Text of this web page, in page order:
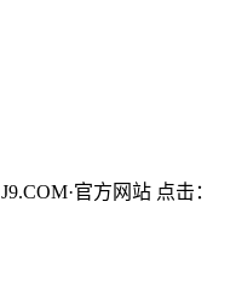
J9.COM·官方网站 点击：